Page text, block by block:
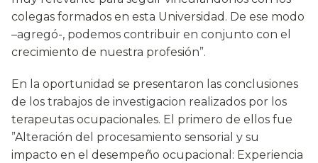
colegas formados en esta Universidad. De ese modo
–agregó-, podemos contribuir en conjunto con el
crecimiento de nuestra profesión”.
En la oportunidad se presentaron las conclusiones
de los trabajos de investigacion realizados por los
terapeutas ocupacionales. El primero de ellos fue
”Alteración del procesamiento sensorial y su
impacto en el desempeño ocupacional: Experiencia